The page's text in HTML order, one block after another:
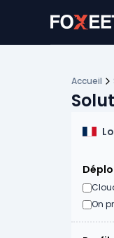
Accueil
On